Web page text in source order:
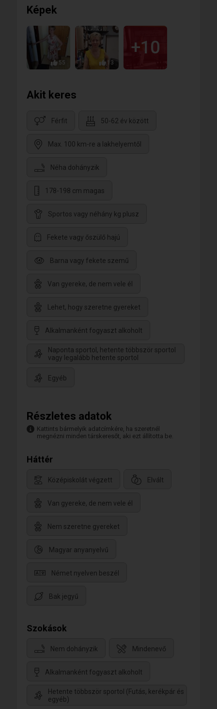
Képek
55 13
+10
Akit keres
Férfit 50-62 év között
Max. 100 km-re a lakhelyemtől
Néha dohányzik
178-198 cm magas
Sportos vagy néhány kg plusz
Fekete vagy őszülő hajú
Barna vagy fekete szemű
Van gyereke, de nem vele él
Lehet, hogy szeretne gyereket
Alkalmanként fogyaszt alkoholt
Naponta sportol, hetente többször sportol
vagy legalább hetente sportol
Egyéb
Részletes adatok
Kattints bármelyik adatcímkére, ha szeretnél
megnézni minden társkeresőt, aki ezt állította be.
Háttér
Középiskolát végzett Elvált
Van gyereke, de nem vele él
Nem szeretne gyereket
Magyar anyanyelvű
Német nyelven beszél
Bak jegyű
Szokások
Nem dohányzik Mindenevő
Alkalmanként fogyaszt alkoholt
Hetente többször sportol (Futás, kerékpár és
egyéb)